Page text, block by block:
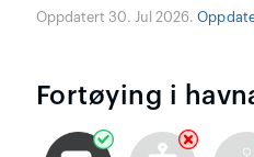
Oppdatert 30. Jul 2026.
Fortøying i